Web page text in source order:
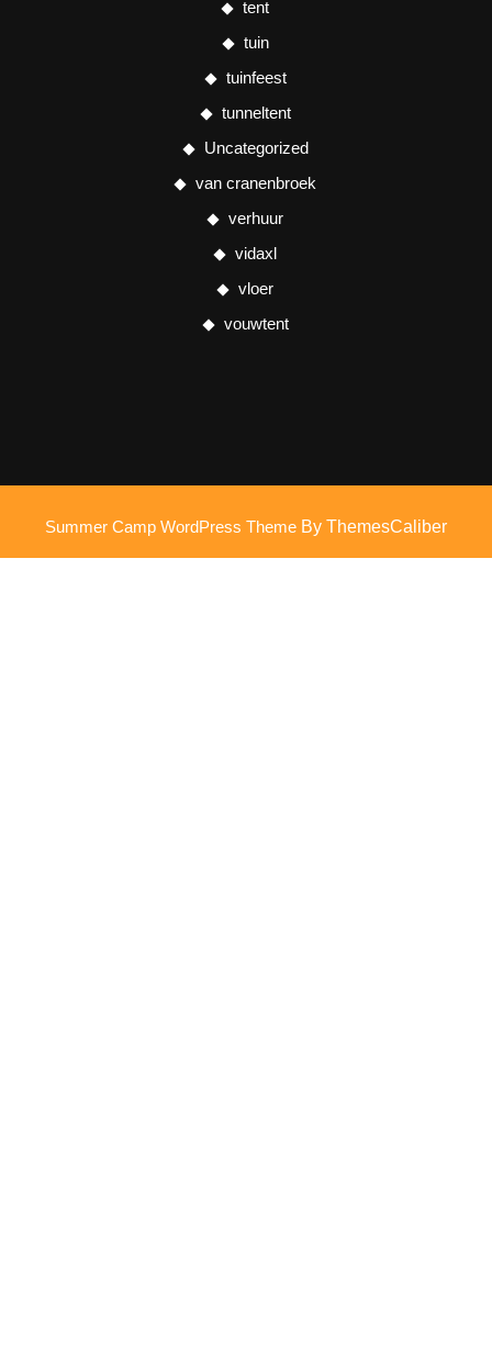
tent
tuin
tuinfeest
tunneltent
Uncategorized
van cranenbroek
verhuur
vidaxl
vloer
vouwtent
Summer Camp WordPress Theme By ThemesCaliber